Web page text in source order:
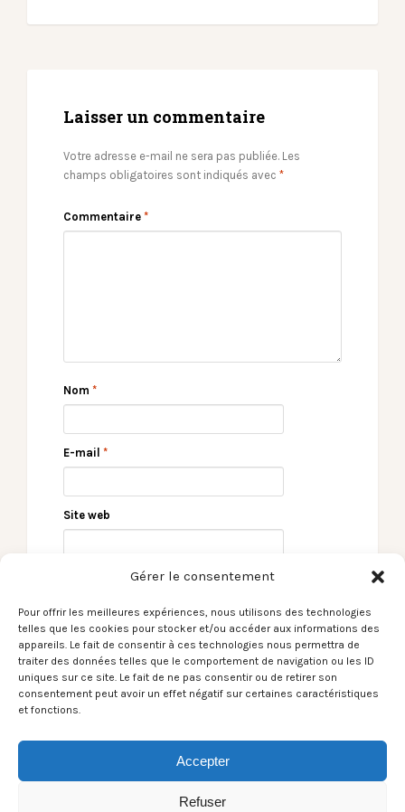
Gérer le consentement
Pour offrir les meilleures expériences, nous utilisons des technologies
telles que les cookies pour stocker et/ou accéder aux informations des
appareils. Le fait de consentir à ces technologies nous permettra de
traiter des données telles que le comportement de navigation ou les ID
uniques sur ce site. Le fait de ne pas consentir ou de retirer son
consentement peut avoir un effet négatif sur certaines caractéristiques
et fonctions.
Accepter
Refuser
Laisser un commentaire
Votre adresse e-mail ne sera pas publiée. Les
champs obligatoires sont indiqués avec *
Commentaire *
Nom *
E-mail *
Site web
Le Son du Moment –
Composing your own
← Le Son du Moment
– Working Men’s Club
/ Valleys